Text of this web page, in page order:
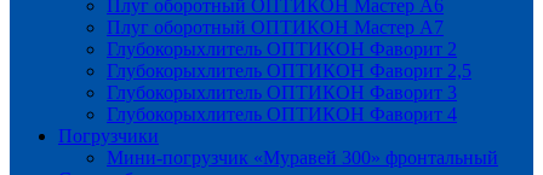
Плуг оборотный ОПТИКОН Мастер А6
Плуг оборотный ОПТИКОН Мастер А7
Глубокорыхлитель ОПТИКОН Фаворит 2
Глубокорыхлитель ОПТИКОН Фаворит 2,5
Глубокорыхлитель ОПТИКОН Фаворит 3
Глубокорыхлитель ОПТИКОН Фаворит 4
Погрузчики
Мини-погрузчик «Муравей 300» фронтальный